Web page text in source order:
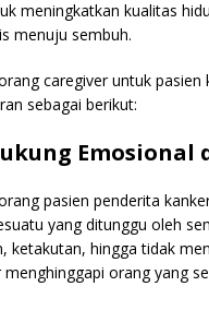
meningkatkan kualitas
menuju sembuh.
caregiver untuk pasien
sebagai berikut:
Emosional
pasien penderita
yang ditunggu oleh
ketakutan, hingga tidak
orang yang